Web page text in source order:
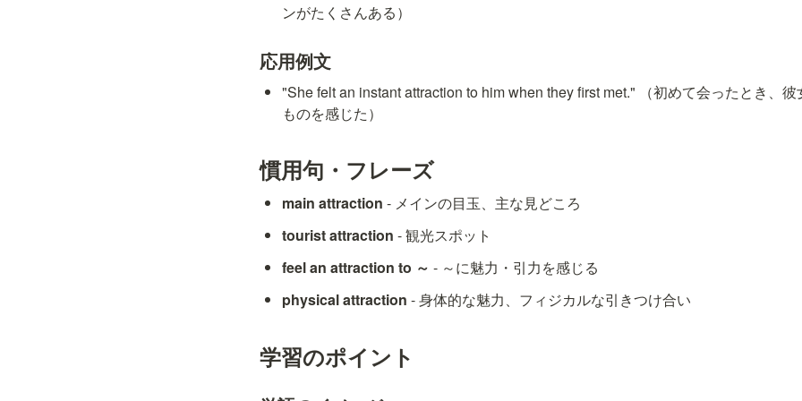
ンがたくさんある）
応用例文
"She felt an instant attraction to him when they first met." （初めて会ったとき、
ものを感じた）
慣用句・フレーズ
main attraction - メインの目玉、主な見どころ
tourist attraction - 観光スポット
feel an attraction to ～ - ～に魅力・引力を感じる
physical attraction - 身体的な魅力、フィジカルな引きつけ合い
学習のポイント